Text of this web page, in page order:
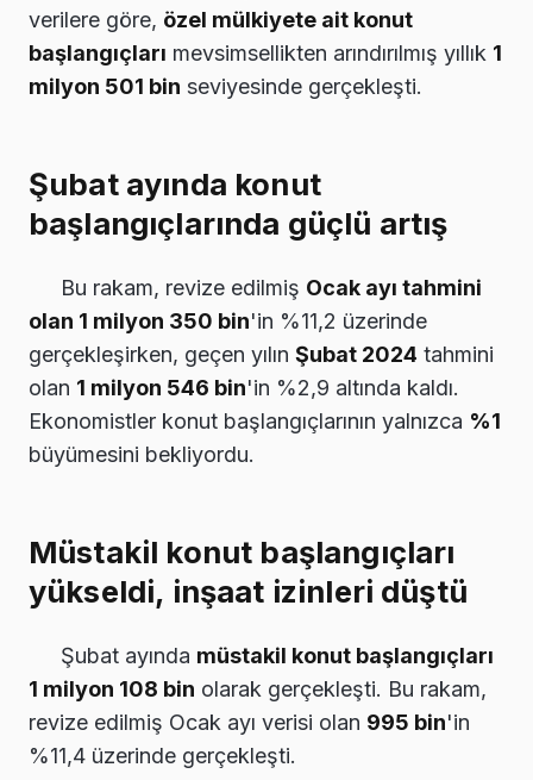
verilere göre, özel mülkiyete ait konut
başlangıçları mevsimsellikten arındırılmış yıllık 1
milyon 501 bin seviyesinde gerçekleşti.
Şubat ayında konut
başlangıçlarında güçlü artış
Bu rakam, revize edilmiş Ocak ayı tahmini
olan 1 milyon 350 bin'in %11,2 üzerinde
gerçekleşirken, geçen yılın Şubat 2024 tahmini
olan 1 milyon 546 bin'in %2,9 altında kaldı.
Ekonomistler konut başlangıçlarının yalnızca %1
büyümesini bekliyordu.
Müstakil konut başlangıçları
yükseldi, inşaat izinleri düştü
Şubat ayında müstakil konut başlangıçları
1 milyon 108 bin olarak gerçekleşti. Bu rakam,
revize edilmiş Ocak ayı verisi olan 995 bin'in
%11,4 üzerinde gerçekleşti.